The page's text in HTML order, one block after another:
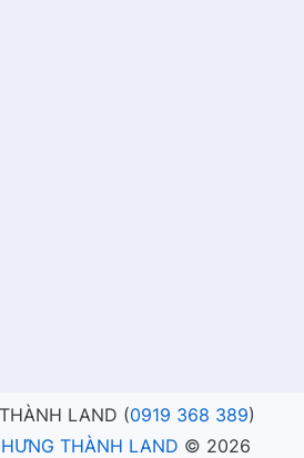
LAND (0919 368 389)
THÀNH LAND © 2026